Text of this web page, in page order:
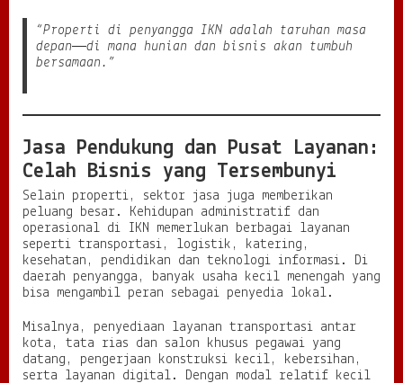
“Properti di penyangga IKN adalah taruhan masa
depan—di mana hunian dan bisnis akan tumbuh
bersamaan.”
Jasa Pendukung dan Pusat Layanan:
Celah Bisnis yang Tersembunyi
Selain properti, sektor jasa juga memberikan
peluang besar. Kehidupan administratif dan
operasional di IKN memerlukan berbagai layanan
seperti transportasi, logistik, katering,
kesehatan, pendidikan dan teknologi informasi. Di
daerah penyangga, banyak usaha kecil menengah yang
bisa mengambil peran sebagai penyedia lokal.
Misalnya, penyediaan layanan transportasi antar
kota, tata rias dan salon khusus pegawai yang
datang, pengerjaan konstruksi kecil, kebersihan,
serta layanan digital. Dengan modal relatif kecil